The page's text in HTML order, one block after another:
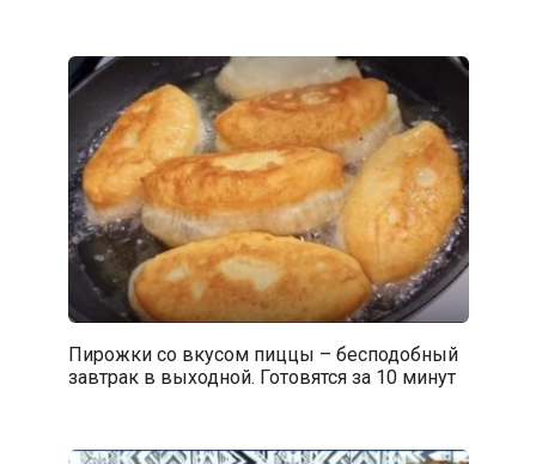
Пирожки со вкусом пиццы – бесподобный
завтрак в выходной. Готовятся за 10 минут